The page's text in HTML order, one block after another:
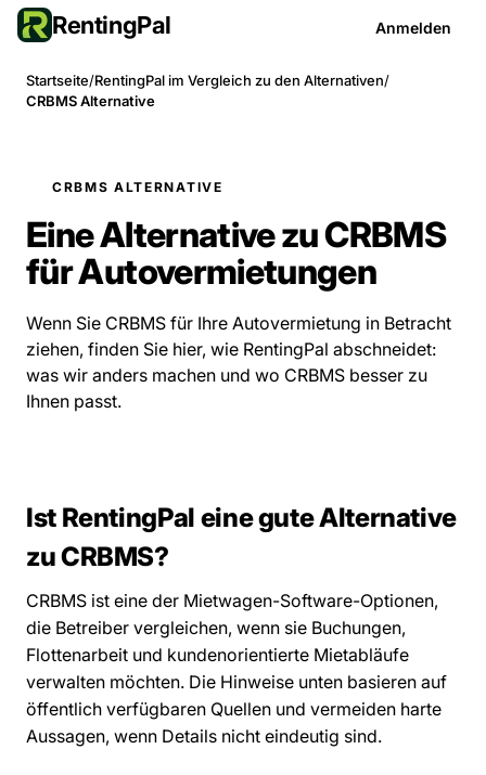
RentingPal Anmelden
Startseite/RentingPal im Vergleich zu den Alternativen/
CRBMS Alternative
CRBMS ALTERNATIVE
Eine Alternative zu CRBMS
für Autovermietungen
Wenn Sie CRBMS für Ihre Autovermietung in Betracht
ziehen, finden Sie hier, wie RentingPal abschneidet:
was wir anders machen und wo CRBMS besser zu
Ihnen passt.
Ist RentingPal eine gute Alternative
zu CRBMS?
CRBMS ist eine der Mietwagen-Software-Optionen,
die Betreiber vergleichen, wenn sie Buchungen,
Flottenarbeit und kundenorientierte Mietabläufe
verwalten möchten. Die Hinweise unten basieren auf
öffentlich verfügbaren Quellen und vermeiden harte
Aussagen, wenn Details nicht eindeutig sind.